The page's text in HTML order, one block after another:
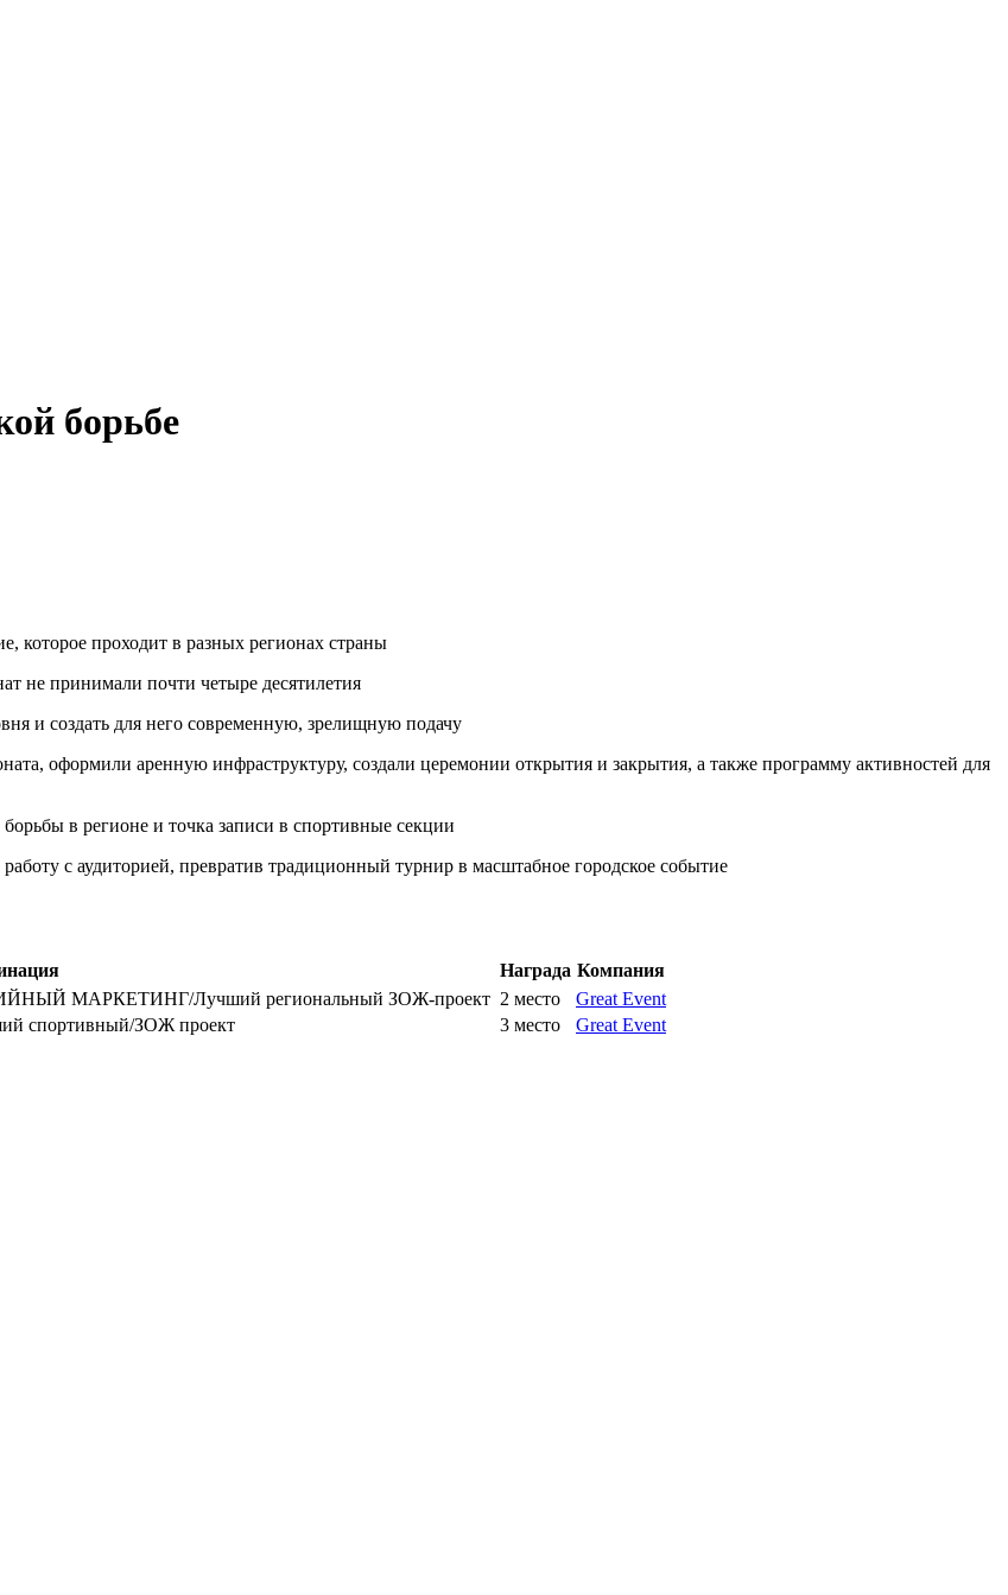
борьбе
которое проходит в разных регионах страны
не принимали почти четыре десятилетия
и создать для него современную, зрелищную подачу
оформили аренную инфраструктуру, создали церемонии открытия и закрытия, а также программу активностей для
в регионе и точка записи в спортивные секции
с аудиторией, превратив традиционный турнир в масштабное городское событие
Награда Компания
МАРКЕТИНГ/Лучший региональный ЗОЖ-проект 2 место
Great Event
ЗОЖ проект 3 место Great Event